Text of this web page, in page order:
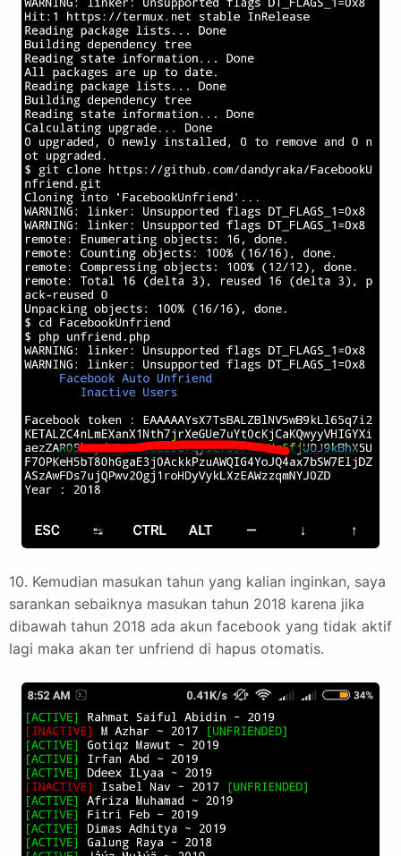
10. Kemudian masukan tahun yang kalian inginkan, saya
sarankan sebaiknya masukan tahun 2018 karena jika
dibawah tahun 2018 ada akun facebook yang tidak aktif
lagi maka akan ter unfriend di hapus otomatis.